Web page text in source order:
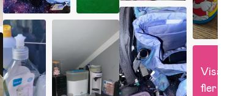
Visa
fler